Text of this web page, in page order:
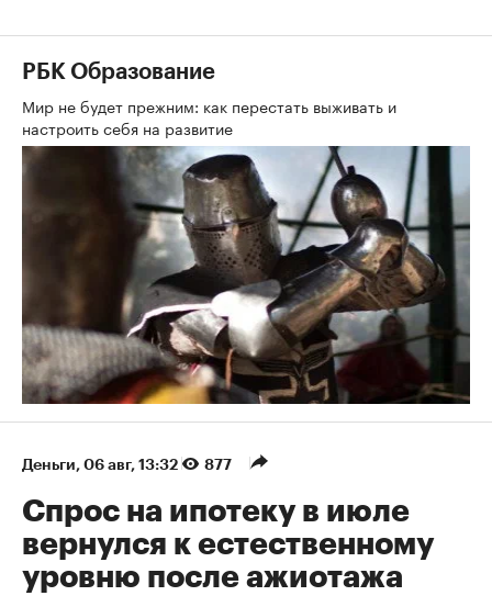
РБК Образование
Мир не будет прежним: как перестать выживать и
настроить себя на развитие
Деньги⁠, 06 авг, 13:32 877
Спрос на ипотеку в июле
вернулся к естественному
уровню после ажиотажа